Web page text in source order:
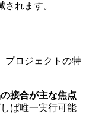
れます。
プロジェクトの特
接合が主な焦点
ば唯一実行可能